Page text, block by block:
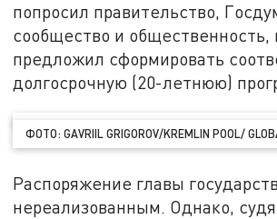
попросил правительство,
сообщество и общественность,
предложил сформировать
долгосрочную (20-летнюю)
ФОТО: GAVRIIL GRIGOROV/KREMLIN POOL/
Распоряжение главы
нереализованным. Однако,